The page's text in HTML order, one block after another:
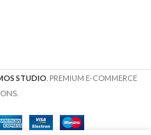
STUDIO . PREMIUM E-COMMERCE